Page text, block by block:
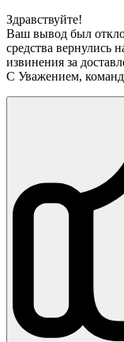
Здравствуйте!
Ваш вывод был
средства вернулись
извинения за
С Уважением,